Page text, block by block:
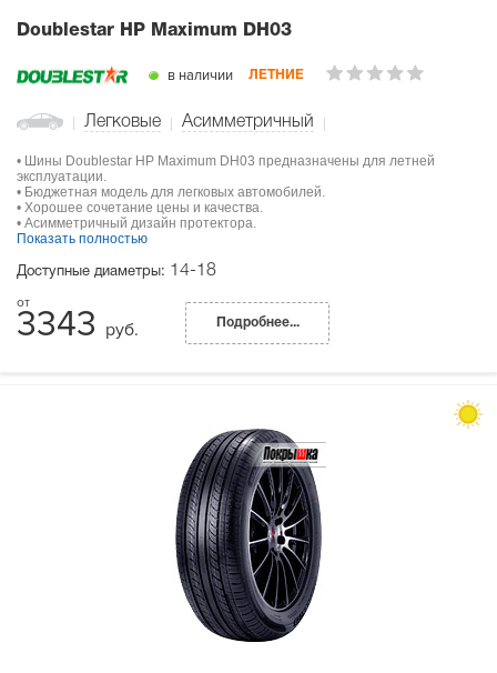
Doublestar HP Maximum DH03
в наличии ЛЕТНИЕ
Легковые Асимметричный
• Шины Doublestar HP Maximum DH03 предназначены для летней
эксплуатации.
• Бюджетная модель для легковых автомобилей.
• Хорошее сочетание цены и качества.
• Асимметричный дизайн протектора.
Показать полностью
Доступные диаметры: 14-18
3343 руб. Подробнее...